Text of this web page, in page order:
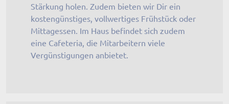
Stärkung holen. Zudem bieten wir Dir ein
kostengünstiges, vollwertiges Frühstück oder
Mittagessen. Im Haus befindet sich zudem
eine Cafeteria, die Mitarbeitern viele
Vergünstigungen anbietet.